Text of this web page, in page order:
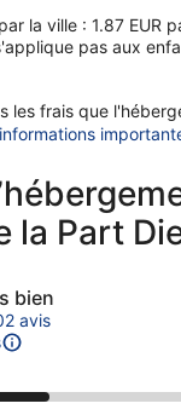
la ville : 1.87 EUR
pas aux
les frais que
la Part
bien
avis